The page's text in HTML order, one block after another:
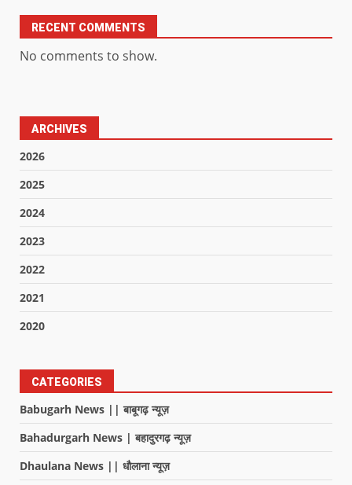
RECENT COMMENTS
No comments to show.
ARCHIVES
2026
2025
2024
2023
2022
2021
2020
CATEGORIES
Babugarh News || बाबूगढ़ न्यूज़
Bahadurgarh News | बहादुरगढ़ न्यूज़
Dhaulana News || धौलाना न्यूज़